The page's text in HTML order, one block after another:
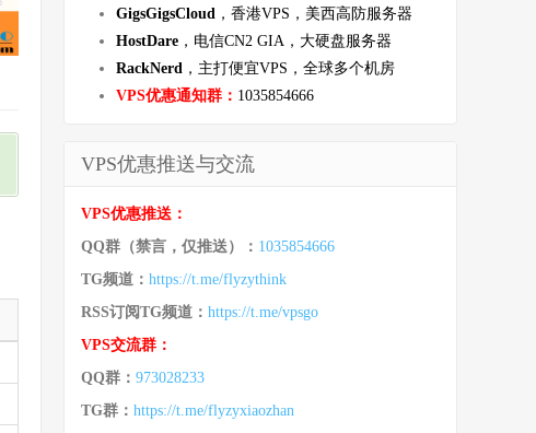
GigsGigsCloud ，香港VPS，美西高防服务器
HostDare ，电信CN2 GIA，大硬盘服务器
RackNerd ，主打便宜VPS，全球多个机房
VPS优惠通知群： 1035854666
VPS优惠推送与交流
VPS优惠推送：
QQ群（禁言，仅推送）： 1035854666
TG频道： https://t.me/flyzythink
RSS订阅TG频道： https://t.me/vpsgo
VPS交流群：
QQ群： 973028233
TG群： https://t.me/flyzyxiaozhan